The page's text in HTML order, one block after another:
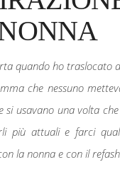
quando ho
che nessuno
si usavano una volta
più attuali e farci
la nonna e con il